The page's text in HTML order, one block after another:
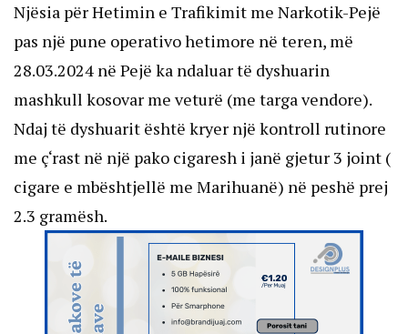
Njësia për Hetimin e Trafikimit me Narkotik-Pejë
pas një pune operativo hetimore në teren, më
28.03.2024 në Pejë ka ndaluar të dyshuarin
mashkull kosovar me veturë (me targa vendore).
Ndaj të dyshuarit është kryer një kontroll rutinore
me ç‘rast në një pako cigaresh i janë gjetur 3 joint (
cigare e mbështjellë me Marihuanë) në peshë prej
2.3 gramësh.